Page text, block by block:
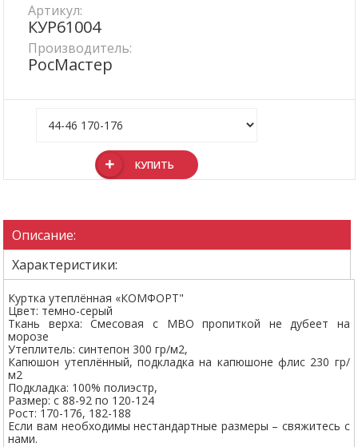
Артикул:
КУР61004
Производитель:
РосМастер
КУПИТЬ
Описание:
Характеристики:
Куртка утеплённая «КОМФОРТ"
Цвет: темно-серый
Ткань верха: Смесовая с МВО пропиткой не дубеет на
морозе
Утеплитель: синтепон 300 гр/м2,
Капюшон утеплённый, подкладка на капюшоне флис 230 гр/
м2
Подкладка: 100% полиэстр,
Размер: с 88-92 по 120-124
Рост: 170-176, 182-188
Если вам необходимы нестандартные размеры – свяжитесь с
нами.